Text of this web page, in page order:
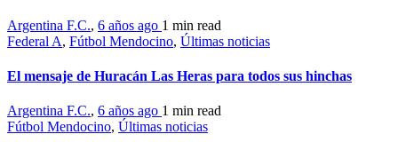
Argentina F.C., 6 años ago 1 min read
Federal A, Fútbol Mendocino, Últimas noticias
El mensaje de Huracán Las Heras para todos sus hinchas
Argentina F.C., 6 años ago 1 min read
Fútbol Mendocino, Últimas noticias